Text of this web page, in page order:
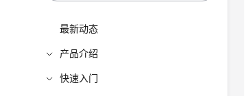
最新动态
产品介绍
快速入门